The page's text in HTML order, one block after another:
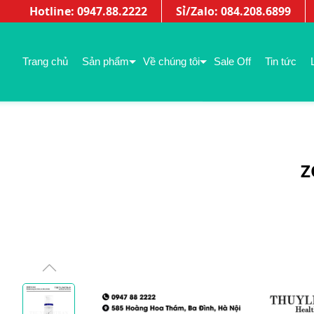
Hotline: 0947.88.2222 Sỉ/Zalo: 084.208.6899
Trang chủ Sản phẩm Về chúng tôi Sale Off Tin tức